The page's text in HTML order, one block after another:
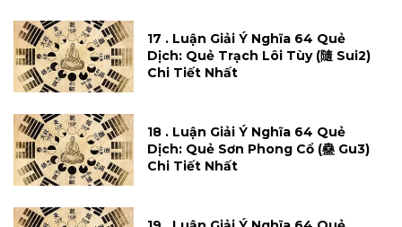
17 . Luận Giải Ý Nghĩa 64 Quẻ
Dịch: Quẻ Trạch Lôi Tùy (隨 Sui2)
Chi Tiết Nhất
18 . Luận Giải Ý Nghĩa 64 Quẻ
Dịch: Quẻ Sơn Phong Cổ (蠱 Gu3)
Chi Tiết Nhất